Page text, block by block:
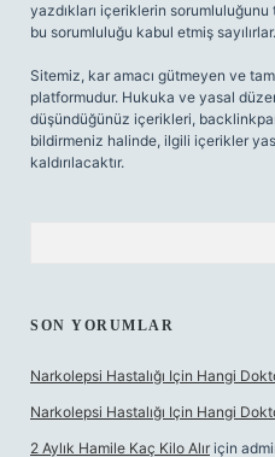
yazdıkları içeriklerin
bu sorumluluğu kabul etmiş sayılırlar.
Sitemiz, kar amacı gütmeyen ve
platformudur. Hukuka ve yasal
düşündüğünüz içerikleri,
bildirmeniz halinde, ilgili içerikler
kaldırılacaktır.
SON YORUMLAR
Narkolepsi Hastalığı Için Hangi
Narkolepsi Hastalığı Için Hangi
2 Aylık Hamile Kaç Kilo Alır için